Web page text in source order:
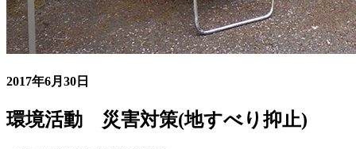
2017年6月30日
環境活動 災害対策(地すべり抑止)